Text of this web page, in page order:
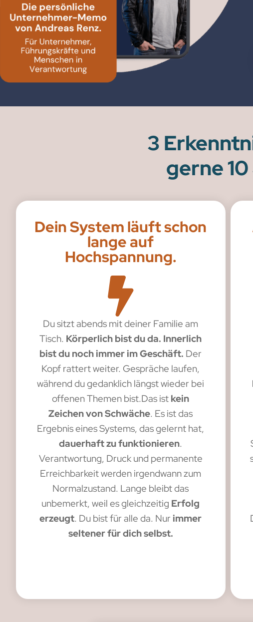
3
gerne
Dein System läuft schon
lange auf
Hochspannung.
Du sitzt abends mit deiner Familie am
Tisch. Körperlich bist du da. Innerlich
bist du noch immer im Geschäft. Der
Kopf rattert weiter. Gespräche laufen,
während du gedanklich längst wieder bei
offenen Themen bist.Das ist kein
Zeichen von Schwäche. Es ist das
Ergebnis eines Systems, das gelernt hat,
dauerhaft zu funktionieren.
Verantwortung, Druck und permanente
Erreichbarkeit werden irgendwann zum
Normalzustand. Lange bleibt das
unbemerkt, weil es gleichzeitig Erfolg
erzeugt. Du bist für alle da. Nur immer
seltener für dich selbst.